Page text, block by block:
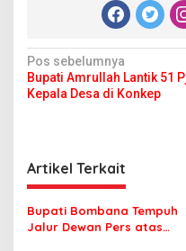
N
a
g
a
s
Pos sebelumnya
Bupati Amrullah Lantik 51
Kepala Desa di Konkep
Artikel Terkait
Bupati Bombana Tempuh
Jalur Dewan Pers atas